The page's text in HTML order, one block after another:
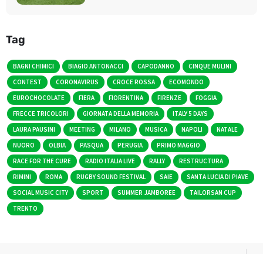
Tag
BAGNI CHIMICI BIAGIO ANTONACCI CAPODANNO
CINQUE MULINI
CONTEST
CORONAVIRUS CROCE ROSSA
ECOMONDO
EUROCHOCOLATE
FIERA FIORENTINA FIRENZE
FOGGIA
FRECCE TRICOLORI
GIORNATA DELLA MEMORIA
ITALY 5 DAYS
LAURA PAUSINI
MEETING MILANO MUSICA NAPOLI
NATALE
NUORO
OLBIA PASQUA PERUGIA
PRIMO MAGGIO
RACE FOR THE CURE
RADIO ITALIA LIVE RALLY
RESTRUCTURA
RIMINI
ROMA RUGBY SOUND FESTIVAL SAIE
SANTA LUCIA DI PIAVE
SOCIAL MUSIC CITY
SPORT SUMMER JAMBOREE
TAILORSAN CUP
TRENTO